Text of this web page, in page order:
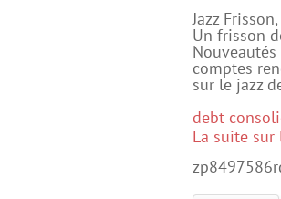
Jazz
Un frisson
comptes
sur le jazz
debt
La suite sur